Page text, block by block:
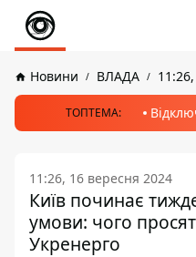
Новини ВЛАДА
ТОПТЕМА:
11:26, 16 вересня 2024
Київ починає
умови: чого
Укренерго